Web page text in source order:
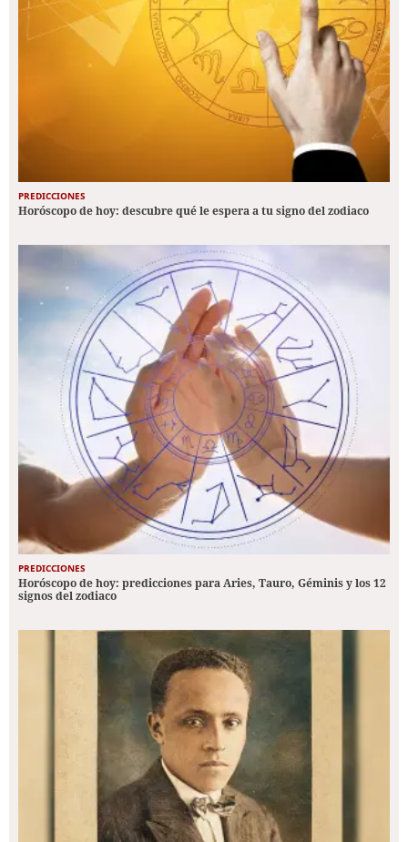
PREDICCIONES
Horóscopo de hoy: descubre qué le espera a tu signo del zodiaco
PREDICCIONES
Horóscopo de hoy: predicciones para Aries, Tauro, Géminis y los 12
signos del zodiaco